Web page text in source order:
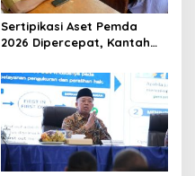
Sertipikasi Aset Pemda
2026 Dipercepat, Kantah
Perkuat Sinergi